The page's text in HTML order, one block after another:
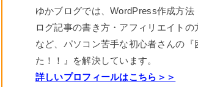
ゆかブログでは、WordPress作成方法
ログ記事の書き方・アフィリエイトの
など、パソコン苦手な初心者さんの『
た！！』を解決しています。
詳しいプロフィールはこちら＞＞